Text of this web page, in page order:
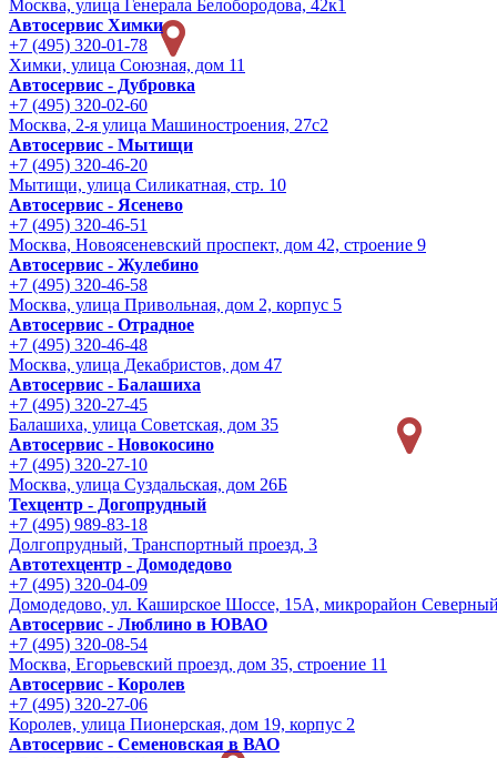
Москва, улица Генерала Белобородова, 42к1
Автосервис Химки
+7 (495) 320-01-78
Химки, улица Союзная, дом 11
Автосервис - Дубровка
+7 (495) 320-02-60
Москва, 2-я улица Машиностроения, 27с2
Автосервис - Мытищи
+7 (495) 320-46-20
Мытищи, улица Силикатная, стр. 10
Автосервис - Ясенево
+7 (495) 320-46-51
Москва, Новоясеневский проспект, дом 42, строение 9
Автосервис - Жулебино
+7 (495) 320-46-58
Москва, улица Привольная, дом 2, корпус 5
Автосервис - Отрадное
+7 (495) 320-46-48
Москва, улица Декабристов, дом 47
Автосервис - Балашиха
+7 (495) 320-27-45
Балашиха, улица Советская, дом 35
Автосервис - Новокосино
+7 (495) 320-27-10
Москва, улица Суздальская, дом 26Б
Техцентр - Догопрудный
+7 (495) 989-83-18
Долгопрудный, Транспортный проезд, 3
Автотехцентр - Домодедово
+7 (495) 320-04-09
Домодедово, ул. Каширское Шоссе, 15А, микрорайон
Автосервис - Люблино в ЮВАО
+7 (495) 320-08-54
Москва, Егорьевский проезд, дом 35, строение 11
Автосервис - Королев
+7 (495) 320-27-06
Королев, улица Пионерская, дом 19, корпус 2
Автосервис - Семеновская в ВАО